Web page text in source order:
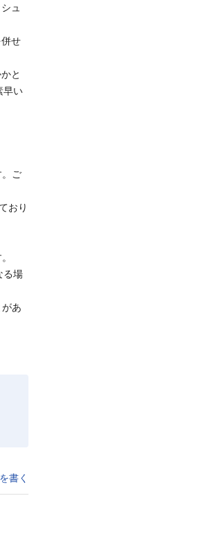
ュ
せ
と
早い
ご
おり
る場
あ
書く